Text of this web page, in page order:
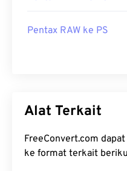
Pentax RAW ke PS
Alat Terkait
FreeConvert.com
ke format terkait